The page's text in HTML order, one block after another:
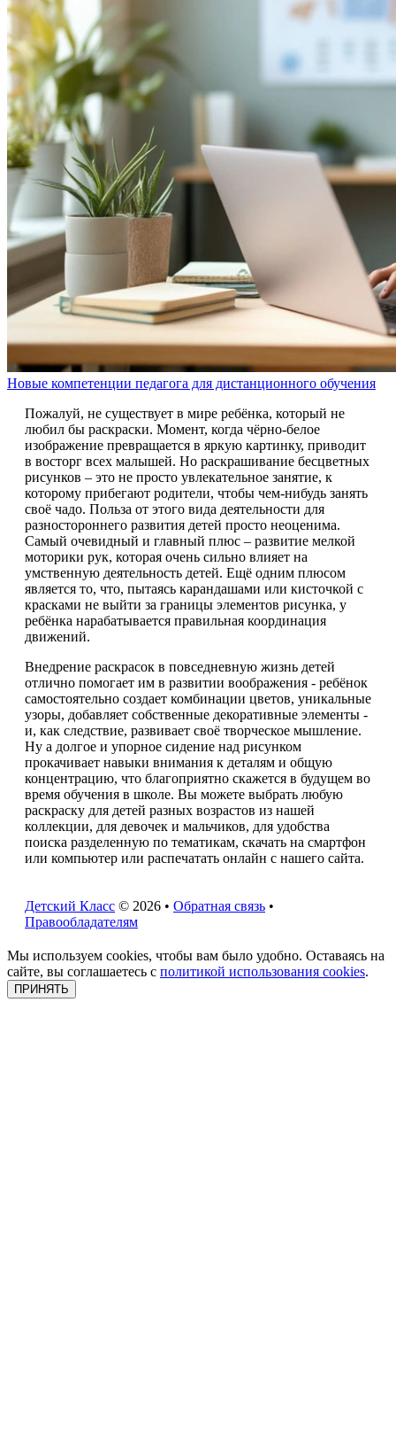
Новые компетенции педагога для дистанционного обучения
Пожалуй, не существует в мире ребёнка, который не
любил бы раскраски. Момент, когда чёрно-белое
изображение превращается в яркую картинку, приводит
в восторг всех малышей. Но раскрашивание бесцветных
рисунков – это не просто увлекательное занятие, к
которому прибегают родители, чтобы чем-нибудь занять
своё чадо. Польза от этого вида деятельности для
разностороннего развития детей просто неоценима.
Самый очевидный и главный плюс – развитие мелкой
моторики рук, которая очень сильно влияет на
умственную деятельность детей. Ещё одним плюсом
является то, что, пытаясь карандашами или кисточкой с
красками не выйти за границы элементов рисунка, у
ребёнка нарабатывается правильная координация
движений.
Внедрение раскрасок в повседневную жизнь детей
отлично помогает им в развитии воображения - ребёнок
самостоятельно создает комбинации цветов, уникальные
узоры, добавляет собственные декоративные элементы -
и, как следствие, развивает своё творческое мышление.
Ну а долгое и упорное сидение над рисунком
прокачивает навыки внимания к деталям и общую
концентрацию, что благоприятно скажется в будущем во
время обучения в школе. Вы можете выбрать любую
раскраску для детей разных возрастов из нашей
коллекции, для девочек и мальчиков, для удобства
поиска разделенную по тематикам, скачать на смартфон
или компьютер или распечатать онлайн с нашего сайта.
Детский Класс © 2026 • Обратная связь •
Правообладателям
Мы используем cookies, чтобы вам было удобно. Оставаясь на
сайте, вы соглашаетесь с политикой использования cookies.
ПРИНЯТЬ